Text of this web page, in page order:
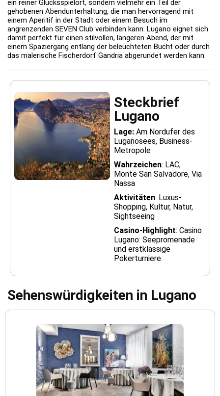
ein reiner Glücksspielort, sondern vielmehr ein Teil der
gehobenen Abendunterhaltung, die man hervorragend mit
einem Aperitif in der Stadt oder einem Besuch im
angrenzenden SEVEN Club verbinden kann. Lugano eignet sich
damit perfekt für einen stilvollen, längeren Abend, der mit
einem Spaziergang entlang der beleuchteten Bucht oder durch
das malerische Fischerdorf Gandria abgerundet werden kann.
Steckbrief
Lugano
Lage: Am Nordufer des
Luganosees, Business-
Metropole
Wahrzeichen: LAC,
Monte San Salvadore, Via
Nassa
Aktivitäten: Luxus-
Shopping, Kultur, Natur,
Sightseeing
Casino-Highlight: Casino
Lugano: Seepromenade
und erstklassige
Pokerturniere
Sehenswürdigkeiten in Lugano